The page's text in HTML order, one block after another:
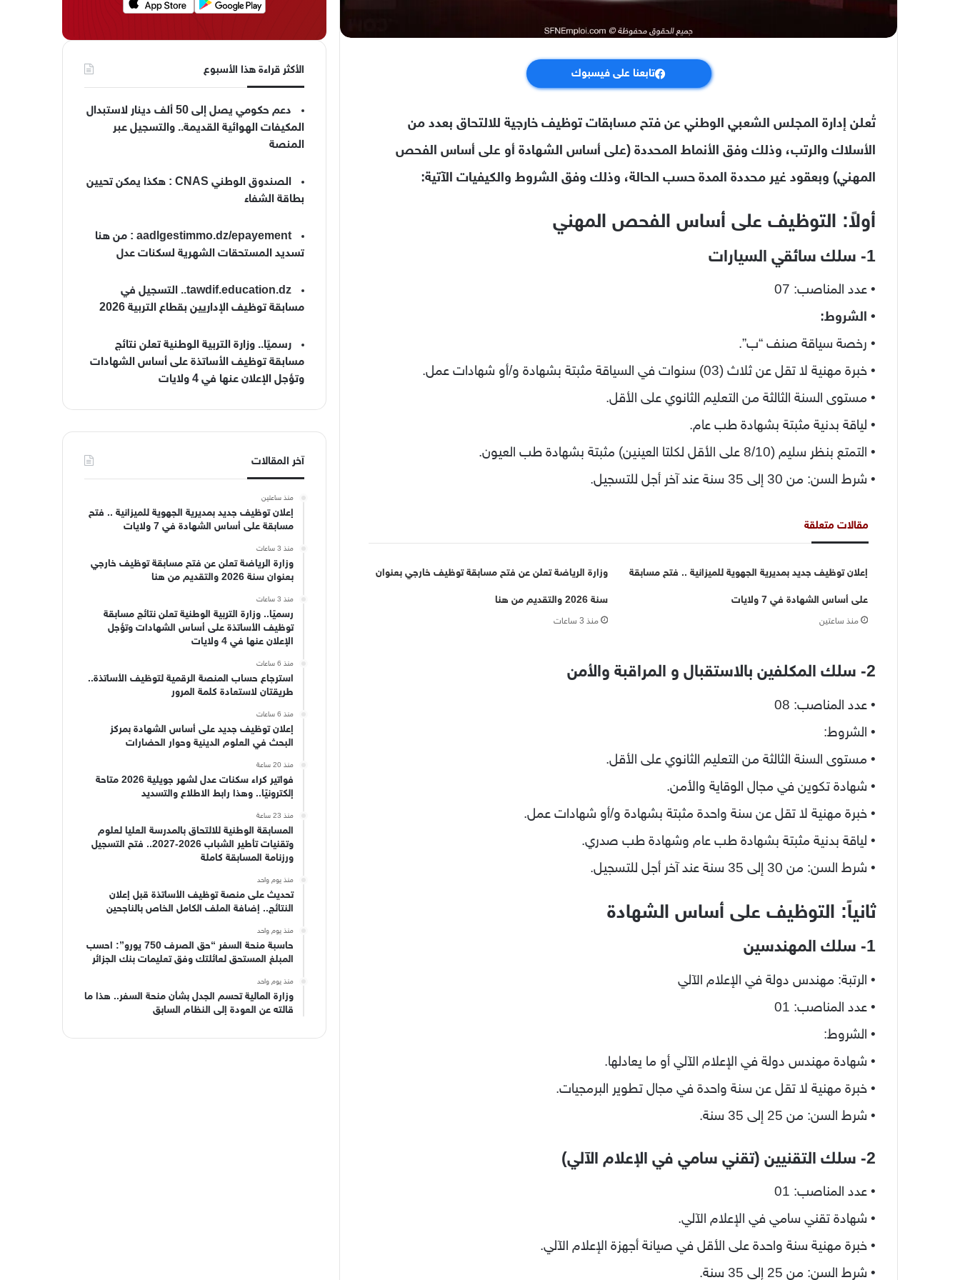
تابعنا على فيسبوك
تُعلن إدارة المجلس الشعبي الوطني عن فتح مسابقات توظيف خارجية للالتحاق بعدد من
الأسلاك والرتب، وذلك وفق الأنماط المحددة (على أساس الشهادة أو على أساس الفحص
المهني) وبعقود غير محددة المدة حسب الحالة، وذلك وفق الشروط والكيفيات الآتية:
أولاً: التوظيف على أساس الفحص المهني
1- سلك سائقي السيارات
• عدد المناصب: 07
• الشروط:
• رخصة سياقة صنف “ب”.
• خبرة مهنية لا تقل عن ثلاث (03) سنوات في السياقة مثبتة بشهادة و/أو شهادات عمل.
• مستوى السنة الثالثة من التعليم الثانوي على الأقل.
• لياقة بدنية مثبتة بشهادة طب عام.
• التمتع بنظر سليم (8/10 على الأقل لكلتا العينين) مثبتة بشهادة طب العيون.
• شرط السن: من 30 إلى 35 سنة عند آخر أجل للتسجيل.
مقالات متعلقة
إعلان توظيف جديد بمديرية الجهوية للميزانية .. فتح مسابقة
على أساس الشهادة في 7 ولايات
منذ ساعتين
وزارة الرياضة تعلن عن فتح مسابقة توظيف خارجي بعنوان
سنة 2026 والتقديم من هنا
منذ 3 ساعات
2- سلك المكلفين بالاستقبال و المراقبة والأمن
• عدد المناصب: 08
• الشروط:
• مستوى السنة الثالثة من التعليم الثانوي على الأقل.
• شهادة تكوين في مجال الوقاية والأمن.
• خبرة مهنية لا تقل عن سنة واحدة مثبتة بشهادة و/أو شهادات عمل.
• لياقة بدنية مثبتة بشهادة طب عام وشهادة طب صدري.
• شرط السن: من 30 إلى 35 سنة عند آخر أجل للتسجيل.
ثانياً: التوظيف على أساس الشهادة
1- سلك المهندسين
• الرتبة: مهندس دولة في الإعلام الآلي
• عدد المناصب: 01
• الشروط:
• شهادة مهندس دولة في الإعلام الآلي أو ما يعادلها.
• خبرة مهنية لا تقل عن سنة واحدة في مجال تطوير البرمجيات.
• شرط السن: من 25 إلى 35 سنة.
2- سلك التقنيين (تقني سامي في الإعلام الآلي)
• عدد المناصب: 01
• شهادة تقني سامي في الإعلام الآلي.
• خبرة مهنية سنة واحدة على الأقل في صيانة أجهزة الإعلام الآلي.
• شرط السن: من 25 إلى 35 سنة.
الأكثر قراءة هذا الأسبوع
دعم حكومي يصل إلى 50 ألف دينار لاستبدال
المكيفات الهوائية القديمة.. والتسجيل عبر
المنصة
الصندوق الوطني CNAS : هكذا يمكن تحيين
بطاقة الشفاء
aadlgestimmo.dz/epayement : من هنا
تسديد المستحقات الشهرية لسكنات عدل
tawdif.education.dz.. التسجيل في
مسابقة توظيف الإداريين بقطاع التربية 2026
رسميًا.. وزارة التربية الوطنية تعلن نتائج
مسابقة توظيف الأساتذة على أساس الشهادات
وتؤجل الإعلان عنها في 4 ولايات
آخر المقالات
منذ ساعتين
إعلان توظيف جديد بمديرية الجهوية للميزانية .. فتح
مسابقة على أساس الشهادة في 7 ولايات
منذ 3 ساعات
وزارة الرياضة تعلن عن فتح مسابقة توظيف خارجي
بعنوان سنة 2026 والتقديم من هنا
منذ 3 ساعات
رسميًا.. وزارة التربية الوطنية تعلن نتائج مسابقة
توظيف الأساتذة على أساس الشهادات وتؤجل
الإعلان عنها في 4 ولايات
منذ 6 ساعات
استرجاع حساب المنصة الرقمية لتوظيف الأساتذة..
طريقتان لاستعادة كلمة المرور
منذ 6 ساعات
إعلان توظيف جديد على أساس الشهادة بمركز
البحث في العلوم الدينية وحوار الحضارات
منذ 20 ساعة
فواتير كراء سكنات عدل لشهر جويلية 2026 متاحة
إلكترونيًا.. وهذا رابط الاطلاع والتسديد
منذ 23 ساعة
المسابقة الوطنية للالتحاق بالمدرسة العليا لعلوم
وتقنيات تأطير الشباب 2026-2027.. فتح التسجيل
ورزنامة المسابقة كاملة
منذ يوم واحد
تحديث على منصة توظيف الأساتذة قبل إعلان
النتائج.. إضافة الملف الكامل الخاص بالناجحين
منذ يوم واحد
حاسبة منحة السفر “حق الصرف 750 يورو”: احسب
المبلغ المستحق لعائلتك وفق تعليمات بنك الجزائر
منذ يوم واحد
وزارة المالية تحسم الجدل بشأن منحة السفر.. هذا ما
قالته عن العودة إلى النظام السابق